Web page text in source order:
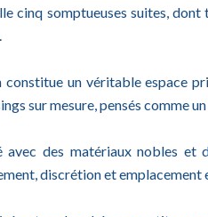
cinq somptueuses suites,
un véritable espace
sur mesure, pensés comme
avec des matériaux nobles
discrétion et emplacement